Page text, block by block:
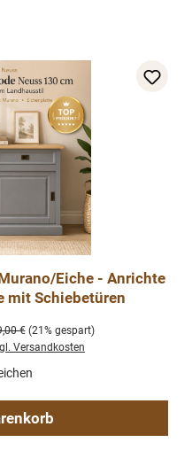
Eiche - Anrichte
mit Schiebetüren
Preis:
€ (21% gespart)
Versandkosten